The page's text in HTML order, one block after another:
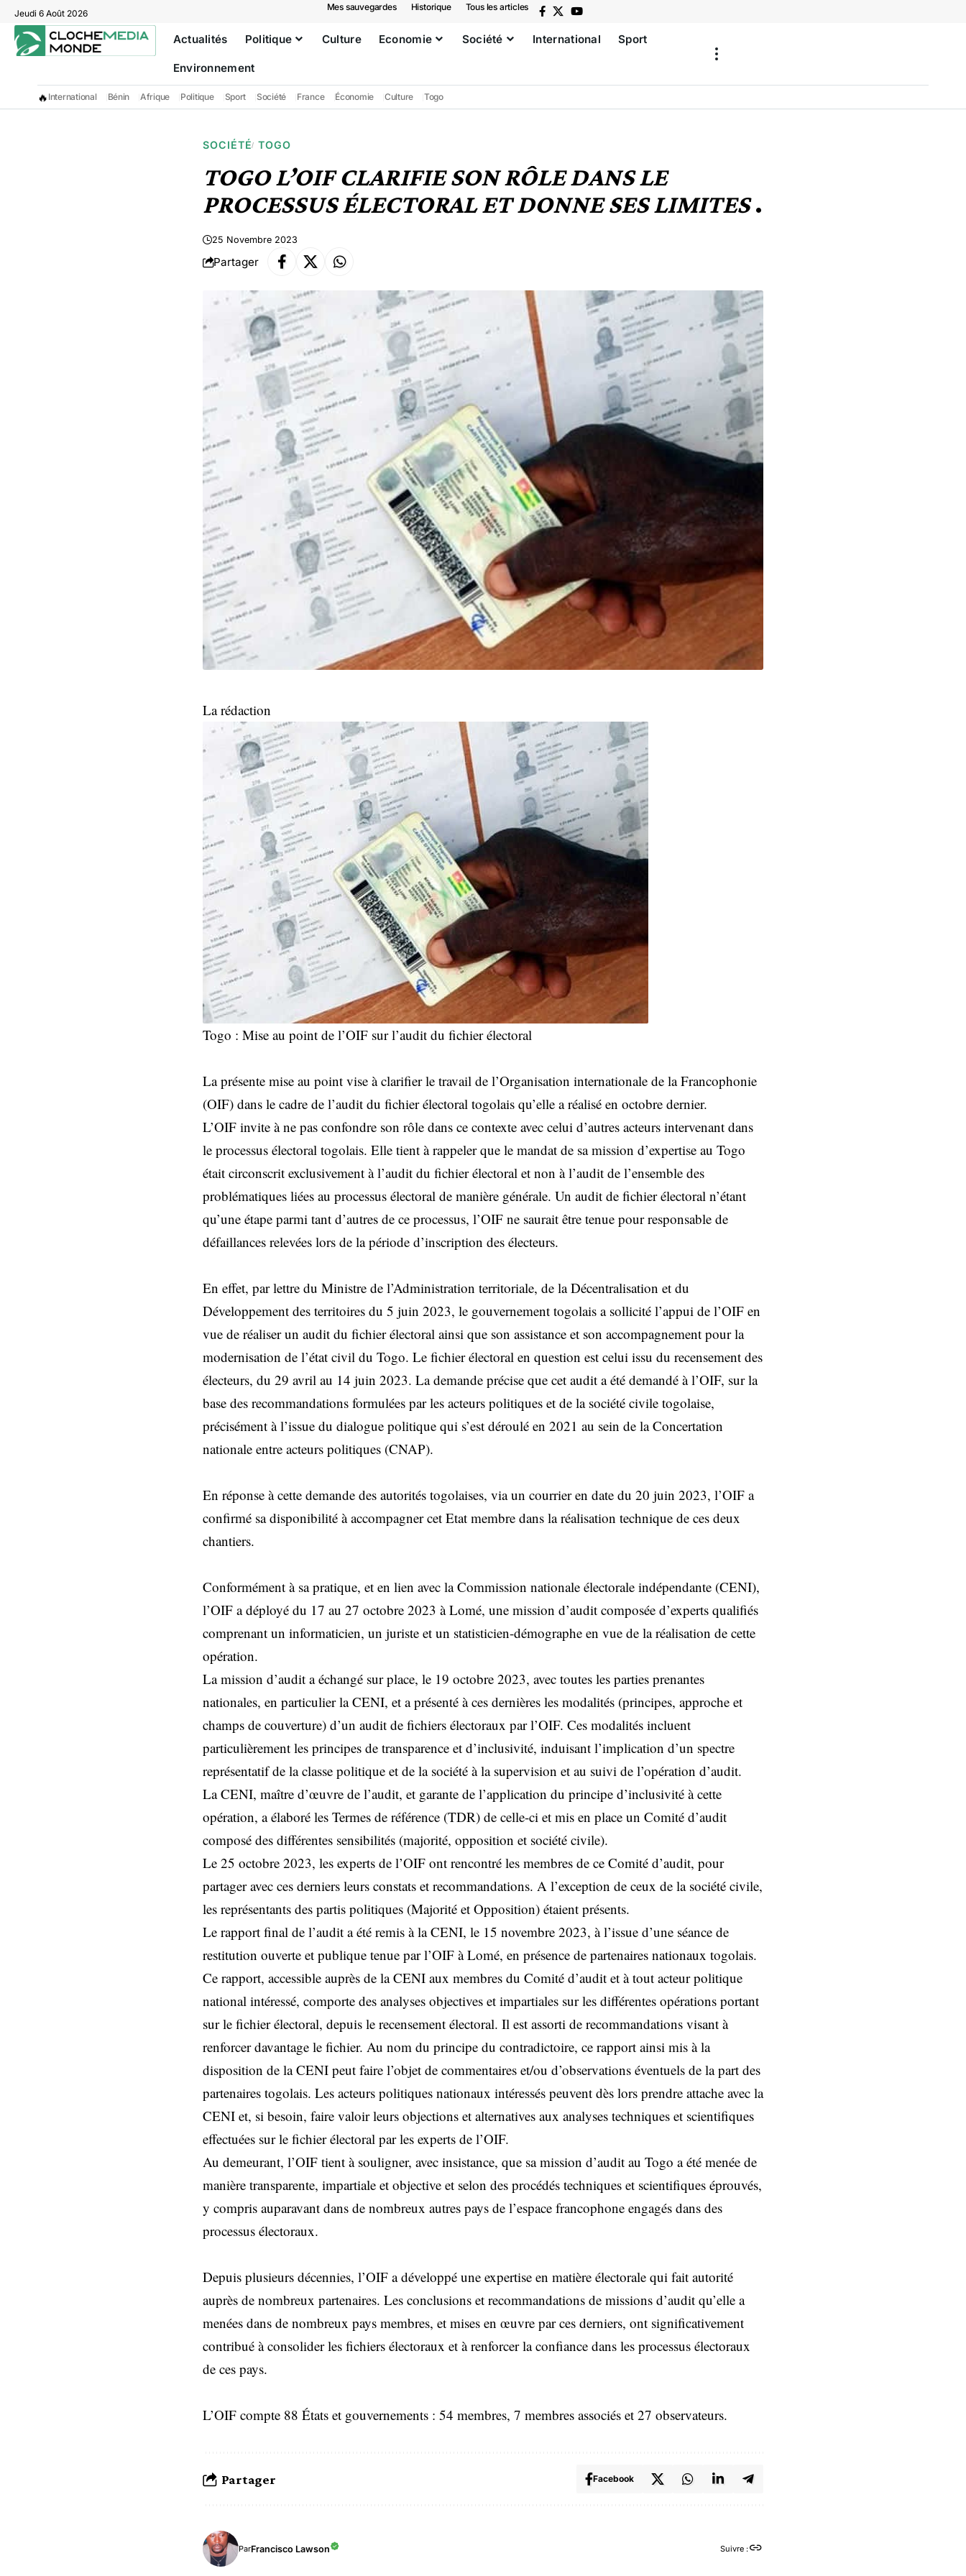
Jeudi 6 Août 2026
Mes sauvegardes Historique Tous les articles
Actualités Politique Culture Economie Société International Sport
Environnement
🔥 International Bénin Afrique Politique Sport Société France Économie Culture Togo
SOCIÉTÉ TOGO
TOGO L’OIF CLARIFIE SON RÔLE DANS LE
PROCESSUS ÉLECTORAL ET DONNE SES LIMITES.
25 Novembre 2023
Partager
La rédaction
Togo : Mise au point de l’OIF sur l’audit du fichier électoral
La présente mise au point vise à clarifier le travail de l’Organisation internationale de la Francophonie
(OIF) dans le cadre de l’audit du fichier électoral togolais qu’elle a réalisé en octobre dernier.
L’OIF invite à ne pas confondre son rôle dans ce contexte avec celui d’autres acteurs intervenant dans
le processus électoral togolais. Elle tient à rappeler que le mandat de sa mission d’expertise au Togo
était circonscrit exclusivement à l’audit du fichier électoral et non à l’audit de l’ensemble des
problématiques liées au processus électoral de manière générale. Un audit de fichier électoral n’étant
qu’une étape parmi tant d’autres de ce processus, l’OIF ne saurait être tenue pour responsable de
défaillances relevées lors de la période d’inscription des électeurs.
En effet, par lettre du Ministre de l’Administration territoriale, de la Décentralisation et du
Développement des territoires du 5 juin 2023, le gouvernement togolais a sollicité l’appui de l’OIF en
vue de réaliser un audit du fichier électoral ainsi que son assistance et son accompagnement pour la
modernisation de l’état civil du Togo. Le fichier électoral en question est celui issu du recensement des
électeurs, du 29 avril au 14 juin 2023. La demande précise que cet audit a été demandé à l’OIF, sur la
base des recommandations formulées par les acteurs politiques et de la société civile togolaise,
précisément à l’issue du dialogue politique qui s’est déroulé en 2021 au sein de la Concertation
nationale entre acteurs politiques (CNAP).
En réponse à cette demande des autorités togolaises, via un courrier en date du 20 juin 2023, l’OIF a
confirmé sa disponibilité à accompagner cet Etat membre dans la réalisation technique de ces deux
chantiers.
Conformément à sa pratique, et en lien avec la Commission nationale électorale indépendante (CENI),
l’OIF a déployé du 17 au 27 octobre 2023 à Lomé, une mission d’audit composée d’experts qualifiés
comprenant un informaticien, un juriste et un statisticien-démographe en vue de la réalisation de cette
opération.
La mission d’audit a échangé sur place, le 19 octobre 2023, avec toutes les parties prenantes
nationales, en particulier la CENI, et a présenté à ces dernières les modalités (principes, approche et
champs de couverture) d’un audit de fichiers électoraux par l’OIF. Ces modalités incluent
particulièrement les principes de transparence et d’inclusivité, induisant l’implication d’un spectre
représentatif de la classe politique et de la société à la supervision et au suivi de l’opération d’audit.
La CENI, maître d’œuvre de l’audit, et garante de l’application du principe d’inclusivité à cette
opération, a élaboré les Termes de référence (TDR) de celle-ci et mis en place un Comité d’audit
composé des différentes sensibilités (majorité, opposition et société civile).
Le 25 octobre 2023, les experts de l’OIF ont rencontré les membres de ce Comité d’audit, pour
partager avec ces derniers leurs constats et recommandations. A l’exception de ceux de la société civile,
les représentants des partis politiques (Majorité et Opposition) étaient présents.
Le rapport final de l’audit a été remis à la CENI, le 15 novembre 2023, à l’issue d’une séance de
restitution ouverte et publique tenue par l’OIF à Lomé, en présence de partenaires nationaux togolais.
Ce rapport, accessible auprès de la CENI aux membres du Comité d’audit et à tout acteur politique
national intéressé, comporte des analyses objectives et impartiales sur les différentes opérations portant
sur le fichier électoral, depuis le recensement électoral. Il est assorti de recommandations visant à
renforcer davantage le fichier. Au nom du principe du contradictoire, ce rapport ainsi mis à la
disposition de la CENI peut faire l’objet de commentaires et/ou d’observations éventuels de la part des
partenaires togolais. Les acteurs politiques nationaux intéressés peuvent dès lors prendre attache avec la
CENI et, si besoin, faire valoir leurs objections et alternatives aux analyses techniques et scientifiques
effectuées sur le fichier électoral par les experts de l’OIF.
Au demeurant, l’OIF tient à souligner, avec insistance, que sa mission d’audit au Togo a été menée de
manière transparente, impartiale et objective et selon des procédés techniques et scientifiques éprouvés,
y compris auparavant dans de nombreux autres pays de l’espace francophone engagés dans des
processus électoraux.
Depuis plusieurs décennies, l’OIF a développé une expertise en matière électorale qui fait autorité
auprès de nombreux partenaires. Les conclusions et recommandations de missions d’audit qu’elle a
menées dans de nombreux pays membres, et mises en œuvre par ces derniers, ont significativement
contribué à consolider les fichiers électoraux et à renforcer la confiance dans les processus électoraux
de ces pays.
L’OIF compte 88 États et gouvernements : 54 membres, 7 membres associés et 27 observateurs.
Partager Facebook
ParFrancisco Lawson Suivre :